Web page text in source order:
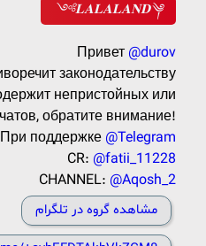
༺𝐋𝐀𝐋𝐀𝐋𝐀𝐍𝐃༆
Привет @durov
законодательству
непристойных или
обратите внимание!
При поддержке @Telegram
CR: @fatii_11228
CHANNEL: @Aqosh_2
مشاهده گروه در تلگرام